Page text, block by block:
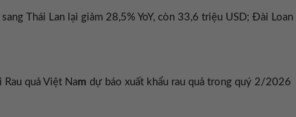
Thái Lan lại giảm 28,5% YoY, còn 33,6 triệu USD; Đài Loan
quả Việt Nam dự báo xuất khẩu rau quả trong quý 2/2026